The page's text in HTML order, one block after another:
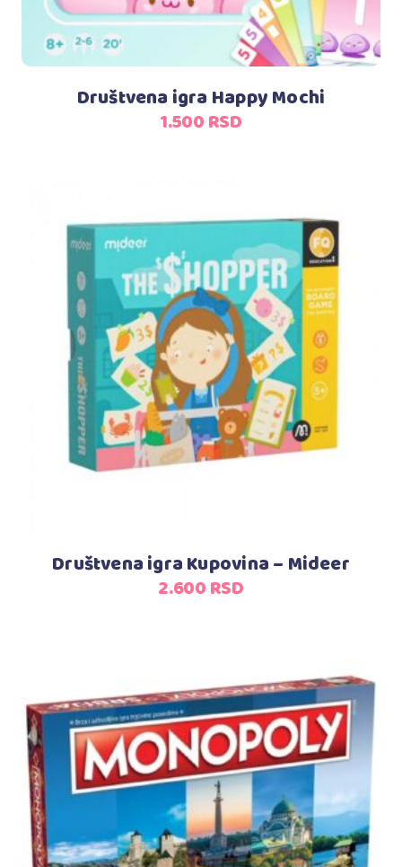
Društvena igra Happy Mochi
1.500RSD
Dodaj u korpu
Društvena igra Kupovina – Mideer
2.600RSD
Dodaj u korpu